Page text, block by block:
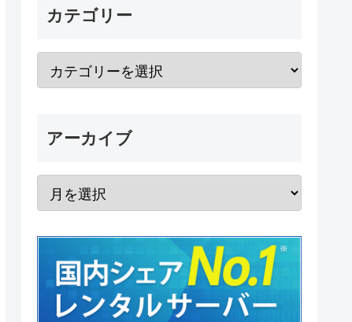
カテゴリー
アーカイブ